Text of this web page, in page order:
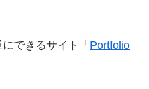
できるサイト「 Portfolio